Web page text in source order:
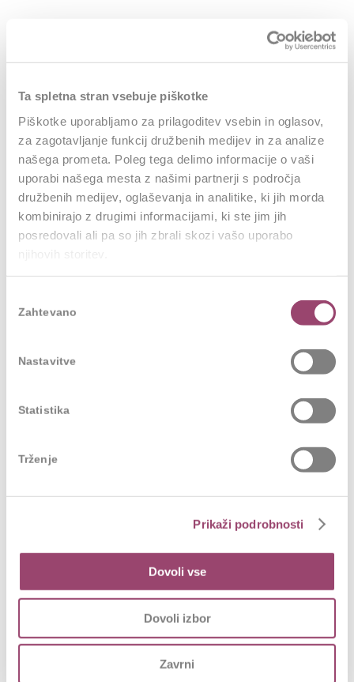
Ta spletna stran vsebuje piškotke
Piškotke uporabljamo za prilagoditev vsebin in oglasov,
za zagotavljanje funkcij družbenih medijev in za analize
našega prometa. Poleg tega delimo informacije o vaši
uporabi našega mesta z našimi partnerji s področja
družbenih medijev, oglaševanja in analitike, ki jih morda
kombinirajo z drugimi informacijami, ki ste jim jih
posredovali ali pa so jih zbrali skozi vašo uporabo
soglasja
Zahtevano
Nastavitve
Statistika
Trženje
Prikaži podrobnosti
Dovoli vse
Dovoli izbor
Zavrni
procesi digitalizacije, ki jih narekuje digitalna
doba, organizacijam prinašajo izzive s katerimi
se do sedaj pri svojem delu in delovanju še niso
soočale. To je tudi eden od pomembnejših
razlogov zaradi česar se Abanka udeležuje HR
hekatona. Želimo namreč biti inovativni pri
uvajanju novih pristopov dela z zaposlenimi.
problemov, ki so del vsakdana in bližnje
prihodnosti nam daje priložnost, da inovativne
rešitve vnašamo v svojo vsakodnevno delo in
tako ostajamo tehnološko napredna banka na eni
strani ter zaposlenim prijazna banka na drugi
sprememb, ki jih prinaša prihodnost in seveda s
tem povezane spremembe tudi na trgu dela. Tudi
v bodoče si želimo biti prepoznani kot odličen